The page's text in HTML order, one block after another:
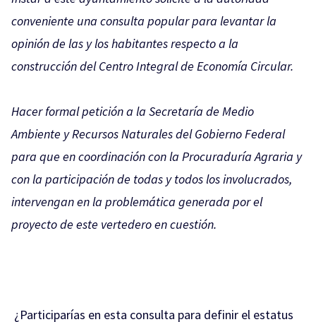
conveniente una consulta popular para levantar la
opinión de las y los habitantes respecto a la
construcción del Centro Integral de Economía Circular.
Hacer formal petición a la Secretaría de Medio
Ambiente y Recursos Naturales del Gobierno Federal
para que en coordinación con la Procuraduría Agraria y
con la participación de todas y todos los involucrados,
intervengan en la problemática generada por el
proyecto de este vertedero en cuestión.
¿Participarías en esta consulta para definir el estatus